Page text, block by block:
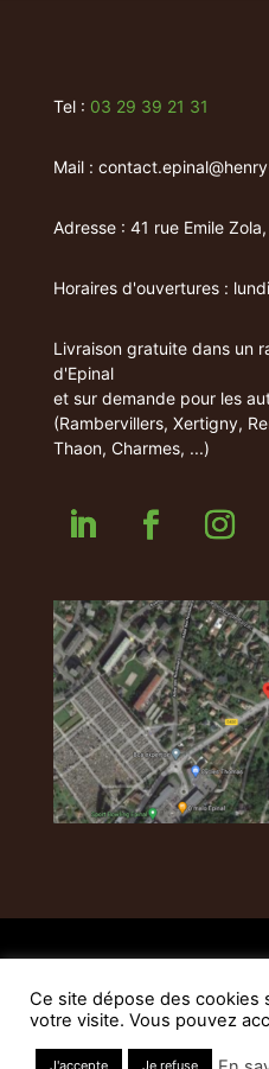
Tel : 03 29 39 21 31
Mail :
Adresse : 41 rue Emile
Horaires d'ouvertures :
Livraison gratuite dans un
d'Epinal
et sur demande pour les
(Rambervillers, Xertigny,
Thaon, Charmes, ...)
confidentialité
© Inova-web.fr pour Henry
Ce site dépose des cookies
votre visite. Vous pouvez
J'accepte Je refuse